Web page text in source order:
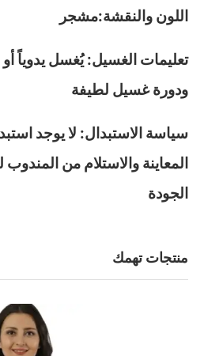
اللون والنقشة:مشجر
تعليمات الغسيل: يُغسل يدوياً أو
ودورة غسيل لطيفة
سياسة الاستبدال: لا يوجد
المعاينة والاستلام من
الجودة
منتجات تهمك